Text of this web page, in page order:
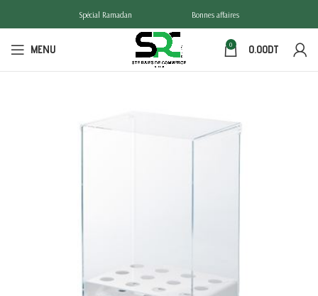
Spécial Ramadan Bonnes affaires
MENU 0 0.00DT